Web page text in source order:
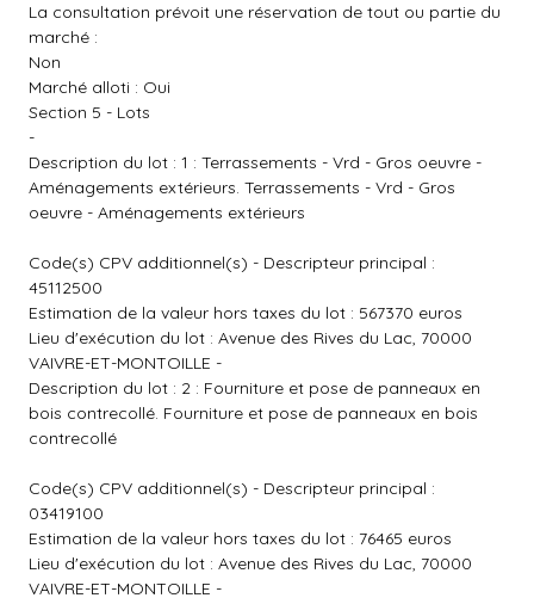
La consultation prévoit une réservation de tout ou partie du
marché :
Non
Marché alloti : Oui
Section 5 - Lots
-
Description du lot : 1 : Terrassements - Vrd - Gros oeuvre -
Aménagements extérieurs. Terrassements - Vrd - Gros
oeuvre - Aménagements extérieurs
Code(s) CPV additionnel(s) - Descripteur principal :
45112500
Estimation de la valeur hors taxes du lot : 567370 euros
Lieu d'exécution du lot : Avenue des Rives du Lac, 70000
VAIVRE-ET-MONTOILLE -
Description du lot : 2 : Fourniture et pose de panneaux en
bois contrecollé. Fourniture et pose de panneaux en bois
contrecollé
Code(s) CPV additionnel(s) - Descripteur principal :
03419100
Estimation de la valeur hors taxes du lot : 76465 euros
Lieu d'exécution du lot : Avenue des Rives du Lac, 70000
VAIVRE-ET-MONTOILLE -